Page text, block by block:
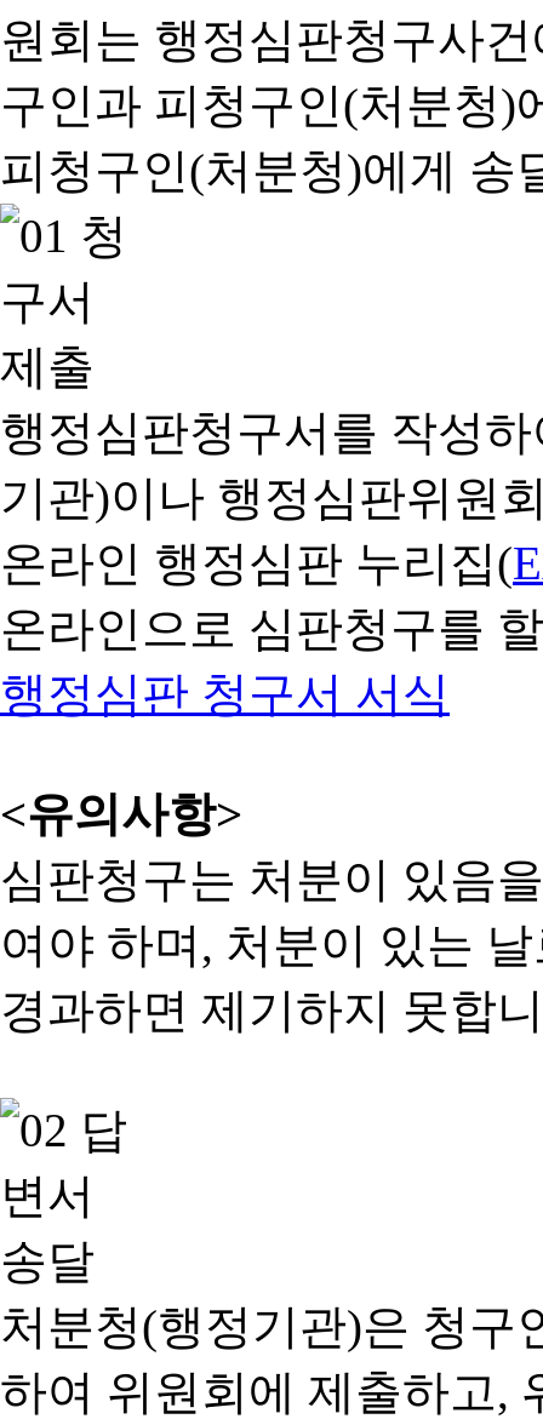
행정심판청구서를 작성
기관)이나 행정심판위원
온라인 행정심판 누리집(
온라인으로 심판청구를
행정심판 청구서 서식
<유의사항>
심판청구는 처분이 있음
여야 하며, 처분이 있는
경과하면 제기하지 못합
처분청(행정기관)은 청구
하여 위원회에 제출하고,